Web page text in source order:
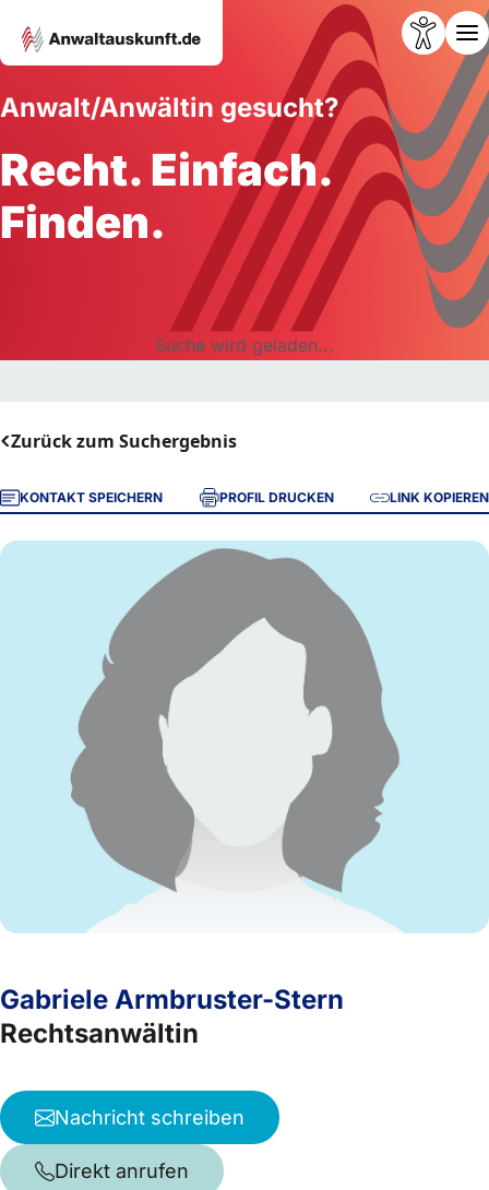
Anwalt/Anwältin gesucht?
Recht. Einfach.
Finden.
Suche wird geladen...
Zurück zum Suchergebnis
KONTAKT SPEICHERN PROFIL DRUCKEN LINK KOPIEREN
Gabriele Armbruster-Stern
Rechtsanwältin
Nachricht schreiben
Direkt anrufen